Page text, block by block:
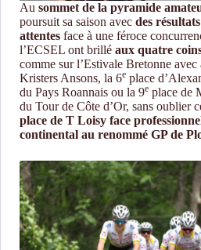
Au sommet de la pyramide
poursuit sa saison avec des
attentes face à une féroce
l’ECSEL ont brillé aux quatre
comme sur l’Estivale Bretonne
Kristers Ansons, la 6e place
du Pays Roannais ou la 9e place de
du Tour de Côte d’Or, sans oublier
place de T Loisy face
continental au renommé GP de